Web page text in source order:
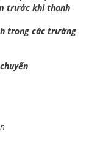
trước khi thanh
trong các trường